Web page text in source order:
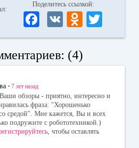
Поделитесь ссылкой:
Fa
ce
bo
ok
V
K
O
dn
la
ni
ki
wi
r
(4)
• 7 лет назад
обзоры - приятно, интересно и
фраза: "Хорошенько
средой". Мне кажется, Вы и всех
подружите с робототехникой.)
, чтобы оставлять